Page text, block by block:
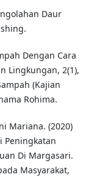
Daur
Dengan Cara
Lingkungan, 2(1),
(Kajian
Rohima.
Mariana. (2020)
Peningkatan
Di Margasari.
Masyarakat,